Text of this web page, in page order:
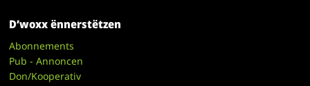
D’woxx ënnerstëtzen
Abonnements
Pub - Annoncen
Don/Kooperativ